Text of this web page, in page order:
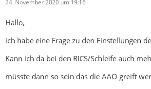
24. November 2020 um 19:16
Hallo,
ich habe eine Frage zu den Einstellungen
Kann ich da bei den RICS/Schleife auch
müsste dann so sein das die AAO greift